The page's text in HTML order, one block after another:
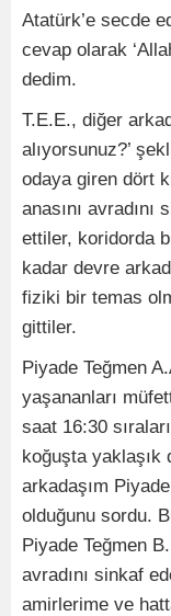
Atatürk’e secde
cevap olarak
dedim.
T.E.E., diğer
alıyorsunuz?’
odaya giren dört
anasını
ettiler, koridorda
kadar devre
fiziki bir temas
gittiler.
Piyade Teğmen
yaşananları
saat 16:30
koğuşta yaklaşık
arkadaşım
olduğunu sordu.
Piyade Teğmen
avradını sinkaf
amirlerime ve